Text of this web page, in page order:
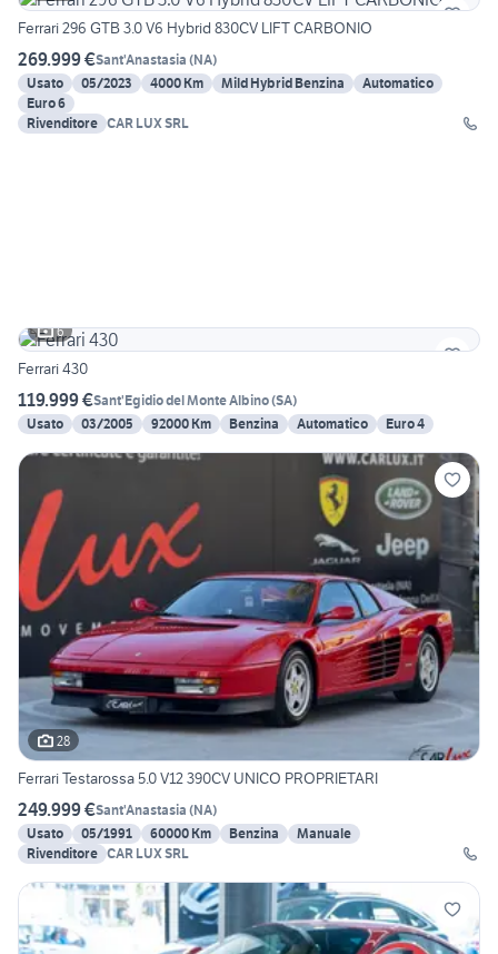
Ferrari 296 GTB 3.0 V6 Hybrid 830CV LIFT CARBONIO
269.999 €Sant'Anastasia (NA)
Usato
05/2023 4000 Km Mild Hybrid Benzina
Automatico
Euro 6
Rivenditore CAR LUX SRL
6
Ferrari 430
119.999 €Sant'Egidio del Monte Albino(SA)
Usato
03/2005 92000 Km Benzina Automatico Euro 4
28
Ferrari Testarossa 5.0 V12 390CV UNICO PROPRIETARI
249.999 €Sant'Anastasia (NA)
Usato
05/1991 60000 Km Benzina
Manuale
Rivenditore CAR LUX SRL